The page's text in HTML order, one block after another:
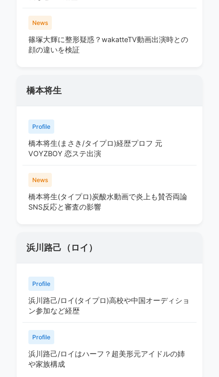
News
篠塚大輝に整形疑惑？wakatteTV動画出演時との
顔の違いを検証
橋本将生
Profile
橋本将生(まさき/タイプロ)経歴プロフ 元
VOYZBOY 恋ステ出演
News
橋本将生(タイプロ)炭酸水動画で炎上も賛否両論
SNS反応と審査の影響
浜川路己（ロイ）
Profile
浜川路己/ロイ(タイプロ)高校や中国オーディショ
ン参加など経歴
Profile
浜川路己/ロイはハーフ？超美形元アイドルの姉
や家族構成